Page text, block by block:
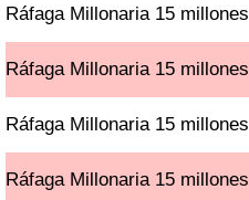
Ráfaga Millonaria 15 millones
Ráfaga Millonaria 15 millones
Ráfaga Millonaria 15 millones
Ráfaga Millonaria 15 millones